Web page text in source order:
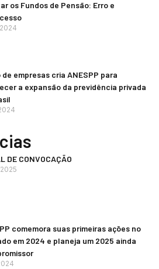
os Fundos de Pensão: Erro e
de empresas cria ANESPP para
a expansão da previdência privada
DE CONVOCAÇÃO
comemora suas primeiras ações no
em 2024 e planeja um 2025 ainda